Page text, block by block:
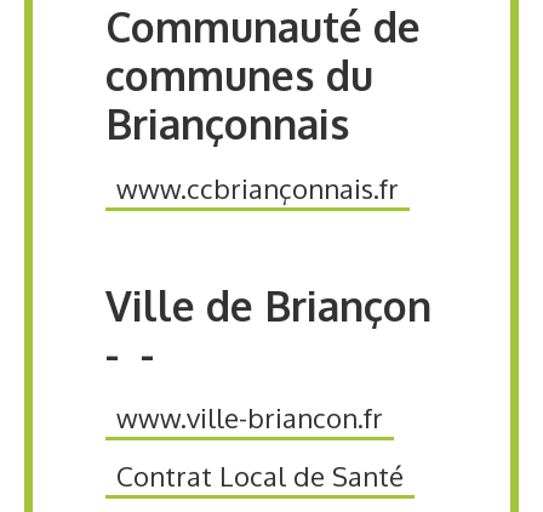
Communauté de
communes du
Briançonnais
www.ccbriançonnais.fr
Ville de Briançon
- -
www.ville-briancon.fr
Contrat Local de Santé